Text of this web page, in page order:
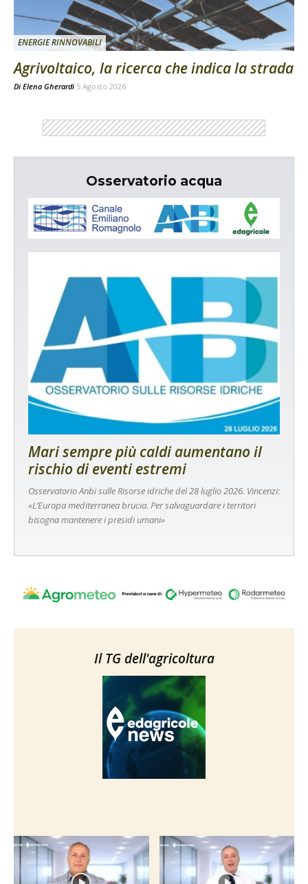
ENERGIE RINNOVABILI
Agrivoltaico, la ricerca che indica la strada
Di Elena Gherardi 5 Agosto 2026
Osservatorio acqua
Mari sempre più caldi aumentano il
rischio di eventi estremi
Osservatorio Anbi sulle Risorse idriche del 28 luglio 2026. Vincenzi:
«L’Europa mediterranea brucia. Per salvaguardare i territori
bisogna mantenere i presidi umani»
Il TG dell'agricoltura